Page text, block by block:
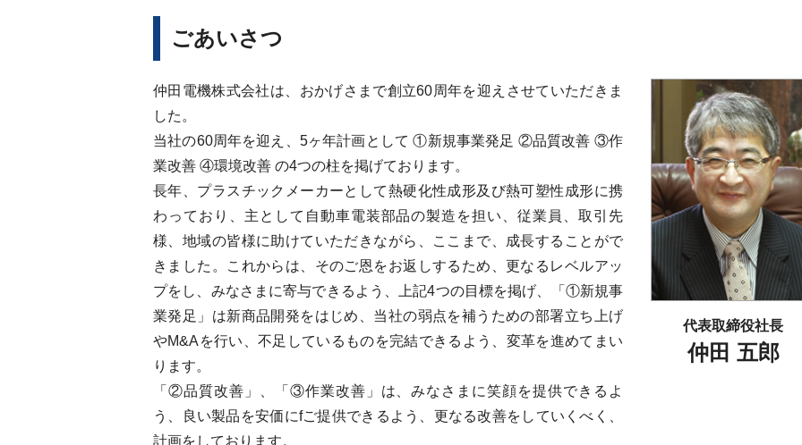
ごあいさつ
仲田電機株式会社は、おかげさまで創立60周年を迎えさせていただきま
した。
当社の60周年を迎え、5ヶ年計画として ①新規事業発足 ②品質改善 ③作
業改善 ④環境改善 の4つの柱を掲げております。
長年、プラスチックメーカーとして熱硬化性成形及び熱可塑性成形に携
わっており、主として自動車電装部品の製造を担い、従業員、取引先
様、地域の皆様に助けていただきながら、ここまで、成長することがで
きました。これからは、そのご恩をお返しするため、更なるレベルアッ
プをし、みなさまに寄与できるよう、上記4つの目標を掲げ、「①新規事
業発足」は新商品開発をはじめ、当社の弱点を補うための部署立ち上げ
やM&Aを行い、不足しているものを完結できるよう、変革を進めてまい
ります。
「②品質改善」、「③作業改善」は、みなさまに笑顔を提供できるよ
う、良い製品を安価にfご提供できるよう、更なる改善をしていくべく、
計画をしております。
代表取締役社長
仲田 五郎